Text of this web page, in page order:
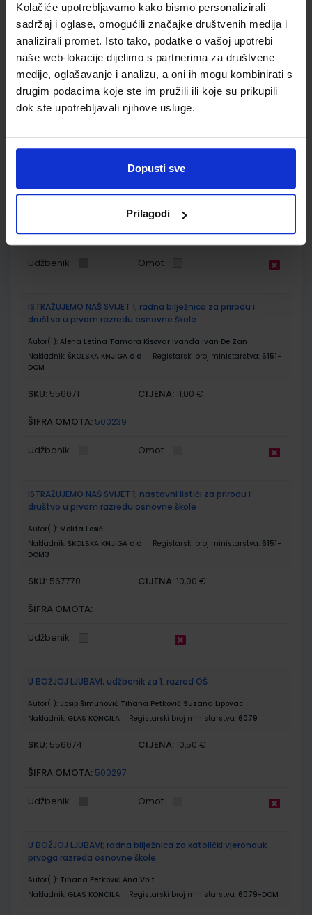
Kolačiće upotrebljavamo kako bismo personalizirali
sadržaj i oglase, omogućili značajke društvenih medija i
analizirali promet. Isto tako, podatke o vašoj upotrebi
naše web-lokacije dijelimo s partnerima za društvene
medije, oglašavanje i analizu, a oni ih mogu kombinirati s
drugim podacima koje ste im pružili ili koje su prikupili
dok ste upotrebljavali njihove usluge.
Dopusti sve
Prilagodi
SKU: 567003 CIJENA: 11,50 €
ŠIFRA OMOTA:500744
Udžbenik Omot
Alena Letina Tamara Kisovar Ivanda Ivan De Zan
CIJENA:
ŠIFRA OMOTA:500239
Udžbenik Omot
ISTRAŽUJEMO NAŠ SVIJET 1; radna bilježnica za prirodu i
društvo u prvom razredu osnovne škole
Autor(i): Alena Letina Tamara Kisovar Ivanda Ivan De Zan
Nakladnik: ŠKOLSKA KNJIGA d.d. Registarski broj ministarstva: 6151-
DOM
SKU: 556071 CIJENA: 11,00 €
ŠIFRA OMOTA: 500239
Udžbenik Omot
ISTRAŽUJEMO NAŠ SVIJET 1; nastavni listići za prirodu i
društvo u prvom razredu osnovne škole
Autor(i): Melita Lesić
Nakladnik: ŠKOLSKA KNJIGA d.d. Registarski broj ministarstva: 6151-
DOM3
SKU: 567770 CIJENA: 10,00 €
ŠIFRA OMOTA:
Udžbenik
U BOŽJOJ LJUBAVI; udžbenik za 1. razred OŠ
Autor(i): Josip Šimunović Tihana Petković Suzana Lipovac
Nakladnik: GLAS KONCILA Registarski broj ministarstva: 6079
SKU: 556074 CIJENA: 10,50 €
ŠIFRA OMOTA: 500297
Udžbenik Omot
U BOŽJOJ LJUBAVI; radna bilježnica za katolički vjeronauk
prvoga razreda osnovne škole
Autor(i): Tihana Petković Ana Volf
Nakladnik: GLAS KONCILA Registarski broj ministarstva: 6079-DOM